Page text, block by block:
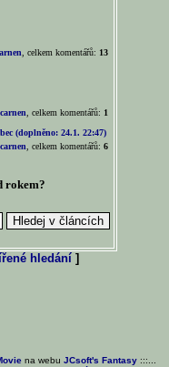
, celkem komentářů: 13
, celkem komentářů: 1
(doplněno: 24.1. 22:47)
, celkem komentářů: 6
rokem?
hledání]
na webu JCsoft's Fantasy:::...